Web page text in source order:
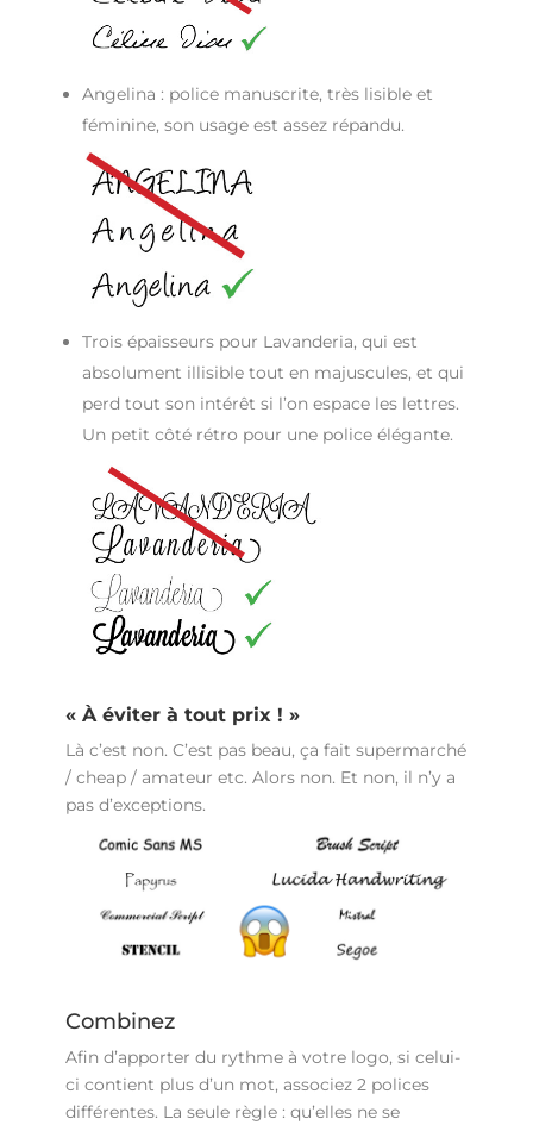
Angelina : police manuscrite, très lisible et
féminine, son usage est assez répandu.
Trois épaisseurs pour Lavanderia, qui est
absolument illisible tout en majuscules, et qui
perd tout son intérêt si l’on espace les lettres.
Un petit côté rétro pour une police élégante.
« À éviter à tout prix ! »
Là c’est non. C’est pas beau, ça fait supermarché
/ cheap / amateur etc. Alors non. Et non, il n’y a
pas d’exceptions.
Combinez
Afin d’apporter du rythme à votre logo, si celui-
ci contient plus d’un mot, associez 2 polices
différentes. La seule règle : qu’elles ne se